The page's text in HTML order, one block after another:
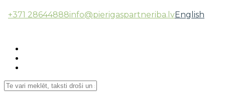
+371 28644888info@pierigaspartneriba.lvEnglish